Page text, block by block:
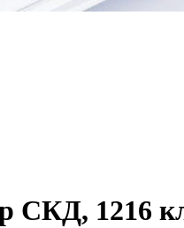
СКД, 1216